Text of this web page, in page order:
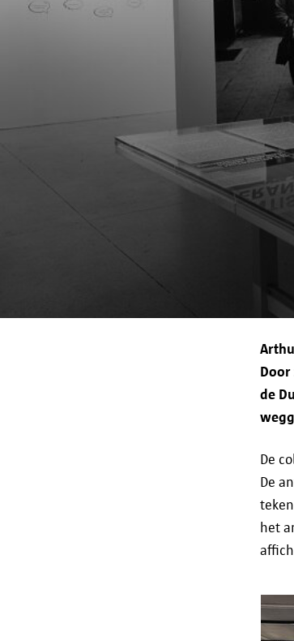
de
De
De
het
Doorgifte aan andere
Bewaartermijn
Jouw rechten